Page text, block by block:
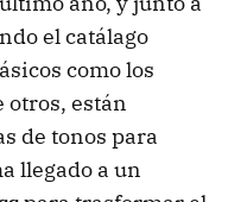
el catálago
como los
otros, están
de tonos para
llegado a un